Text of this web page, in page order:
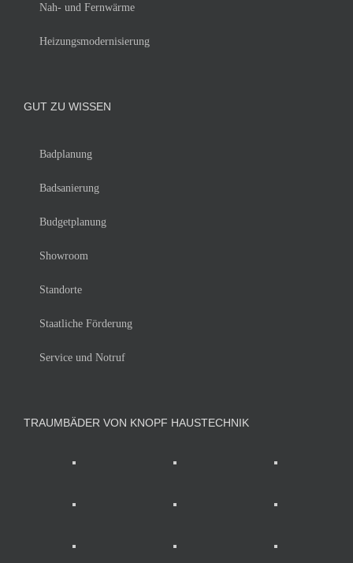
Nah- und Fernwärme
Heizungsmodernisierung
GUT ZU WISSEN
Badplanung
Badsanierung
Budgetplanung
Showroom
Standorte
Staatliche Förderung
Service und Notruf
TRAUMBÄDER VON KNOPF HAUSTECHNIK